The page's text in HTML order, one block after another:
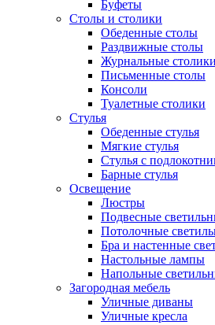
Буфеты
Столы и столики
Обеденные столы
Раздвижные столы
Журнальные столики
Письменные столы
Консоли
Туалетные столики
Стулья
Обеденные стулья
Мягкие стулья
Стулья с
Барные стулья
Освещение
Люстры
Подвесные
Потолочные
Бра и настенные
Настольные лампы
Напольные
Загородная мебель
Уличные диваны
Уличные кресла